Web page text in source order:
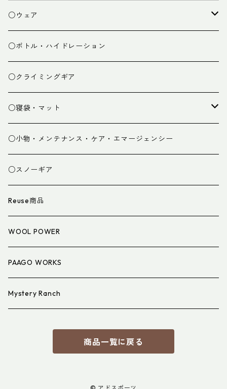
焚き火小物
○ウェア
ミドルレイヤー
ベースレイヤー
パンツ
グローブ
スパッツ・ゲイター
衣類小物
アイウェア
○ボトル・ハイドレーション
○クライミングギア
○寝袋・マット
寝袋
マット
寝具小物
○小物・メンテナンス・ケア・エマージェンシー
○スノーギア
Reuse商品
WOOL POWER
PAAGO WORKS
Mystery Ranch
商品一覧に戻る